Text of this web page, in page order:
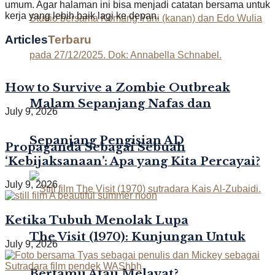
Malam Sepanjang Nafas dan
Sepanjang Pengisian AD
The Visit (1970): Kunjungan Untuk
umum. Agar halaman ini bisa menjadi catatan bersama untuk
kerja yang lebih baik lagi ke depan.
ArticlesTerbaru
How to Survive a Zombie Outbreak
July 9, 2026
Propaganda Sebagai Sebuah
‘Kebijaksanaan’: Apa yang Kita Percayai?
July 9, 2026
Ketika Tubuh Menolak Lupa
July 9, 2026